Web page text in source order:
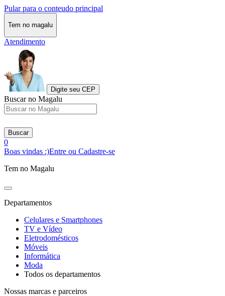
Pular para o conteudo principal
Tem no magalu
Atendimento
Digite seu CEP
Buscar no Magalu
Buscar
0
Boas vindas :)Entre ou Cadastre-se
Tem no Magalu
Departamentos
Celulares e Smartphones
TV e Vídeo
Eletrodomésticos
Móveis
Informática
Moda
Todos os departamentos
Nossas marcas e parceiros